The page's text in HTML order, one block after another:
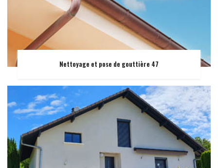
Nettoyage et pose de gouttière 47